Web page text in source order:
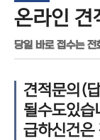
온라인 견
당일 바로 접수는
견적문의(
될수도있습
급하신건